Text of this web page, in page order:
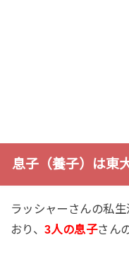
息子（養子）は東
ラッシャーさんの私
おり、3人の息子さん